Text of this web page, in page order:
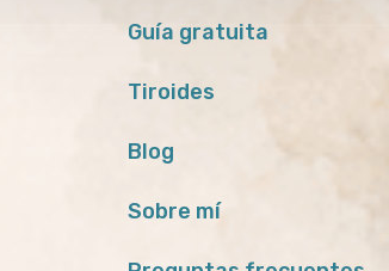
Guía gratuita
Tiroides
Blog
Sobre mí